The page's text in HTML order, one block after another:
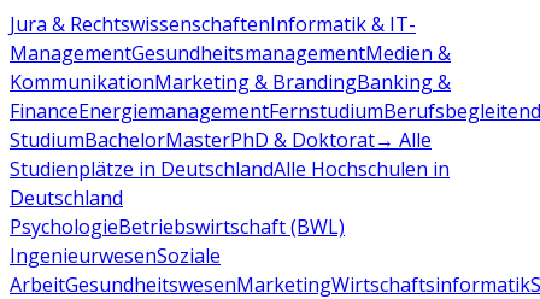
Jura & RechtswissenschaftenInformatik & IT-
ManagementGesundheitsmanagementMedien &
KommunikationMarketing & BrandingBanking &
FinanceEnergiemanagementFernstudiumBerufsbegleitend
StudiumBachelorMasterPhD & Doktorat→ Alle
Studienplätze in DeutschlandAlle Hochschulen in
Deutschland
PsychologieBetriebswirtschaft (BWL)
IngenieurwesenSoziale
ArbeitGesundheitswesenMarketingWirtschaftsinformatik